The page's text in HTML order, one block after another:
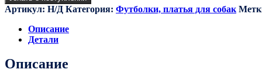
для
собак
"Amias",
Артикул: Н/Д Категория: Футболки, платья для собак
Описание
Детали
Описание